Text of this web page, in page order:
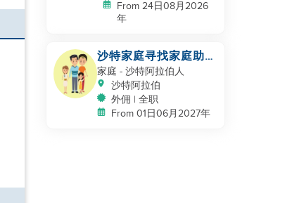
From 24日08月2026
年
沙特家庭寻找家庭助
理，保姆
家庭 - 沙特阿拉伯人
沙特阿拉伯
外佣 | 全职
From 01日06月2027年